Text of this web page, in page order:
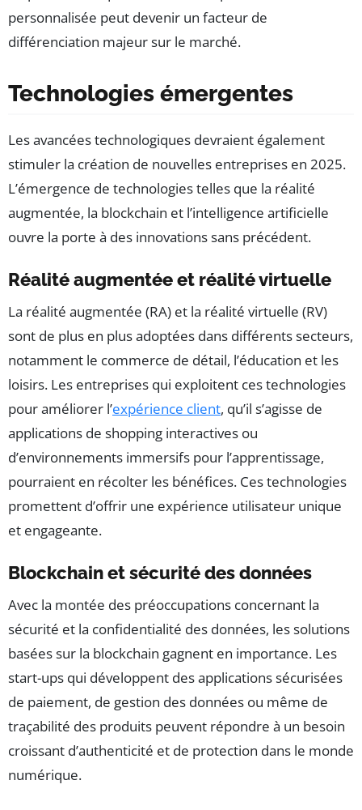
personnalisée peut devenir un facteur de
différenciation majeur sur le marché.
Technologies émergentes
Les avancées technologiques devraient également
stimuler la création de nouvelles entreprises en 2025.
L’émergence de technologies telles que la réalité
augmentée, la blockchain et l’intelligence artificielle
ouvre la porte à des innovations sans précédent.
Réalité augmentée et réalité virtuelle
La réalité augmentée (RA) et la réalité virtuelle (RV)
sont de plus en plus adoptées dans différents secteurs,
notamment le commerce de détail, l’éducation et les
loisirs. Les entreprises qui exploitent ces technologies
pour améliorer l’expérience client, qu’il s’agisse de
applications de shopping interactives ou
d’environnements immersifs pour l’apprentissage,
pourraient en récolter les bénéfices. Ces technologies
promettent d’offrir une expérience utilisateur unique
et engageante.
Blockchain et sécurité des données
Avec la montée des préoccupations concernant la
sécurité et la confidentialité des données, les solutions
basées sur la blockchain gagnent en importance. Les
start-ups qui développent des applications sécurisées
de paiement, de gestion des données ou même de
traçabilité des produits peuvent répondre à un besoin
croissant d’authenticité et de protection dans le monde
numérique.